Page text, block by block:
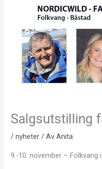
Salgsutstilling
/nyheter / Av Anita
9.-10. november – Folkvang